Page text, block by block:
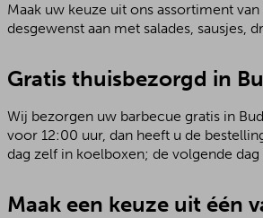
Maak uw keuze uit ons assortiment
desgewenst aan met salades, sausjes,
Gratis thuisbezorgd in
Wij bezorgen uw barbecue gratis in
voor 12:00 uur, dan heeft u de
dag zelf in koelboxen; de volgende
Maak een keuze uit één